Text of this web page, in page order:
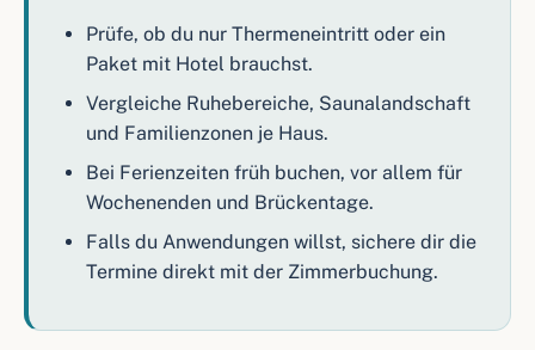
Prüfe, ob du nur Thermeneintritt oder ein
Paket mit Hotel brauchst.
Vergleiche Ruhebereiche, Saunalandschaft
und Familienzonen je Haus.
Bei Ferienzeiten früh buchen, vor allem für
Wochenenden und Brückentage.
Falls du Anwendungen willst, sichere dir die
Termine direkt mit der Zimmerbuchung.